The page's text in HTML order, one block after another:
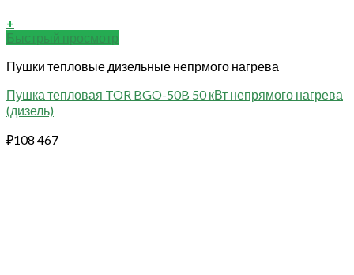
+
Быстрый просмотр
Пушки тепловые дизельные непрмого нагрева
Пушка тепловая TOR BGO-50B 50 кВт непрямого нагрева
(дизель)
₽108 467